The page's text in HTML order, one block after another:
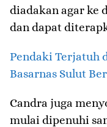
diadakan agar ke
dan dapat
Pendaki Terjatuh
Basarnas Sulut
Candra juga
mulai dipenuhi